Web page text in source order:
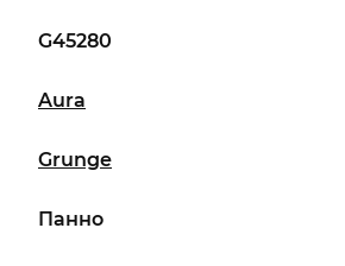
G45280
Aura
Grunge
Панно